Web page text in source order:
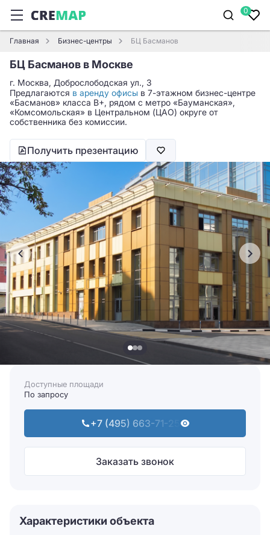
0
Главная Бизнес-центры БЦ Басманов
БЦ Басманов в Москве
г. Москва, Доброслободская ул., 3
Предлагаются в аренду офисы в 7-этажном бизнес-центре
«Басманов» класса B+, рядом с метро «Бауманская»,
«Комсомольская» в Центральном (ЦАО) округе от
собственника без комиссии.
Получить презентацию
Доступные площади
По запросу
+7 (495) 663-71-25
Заказать звонок
Характеристики объекта